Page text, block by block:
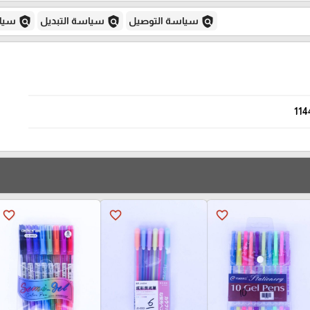
policy سياسة التوصيل policy سياسة التبديل policy
favorite_border
favorite_border
favorite_border